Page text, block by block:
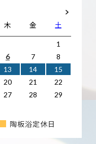
木 金
土
1
6 7
8
13 14
15
20 21
22
27 28
29
陶板浴定休日